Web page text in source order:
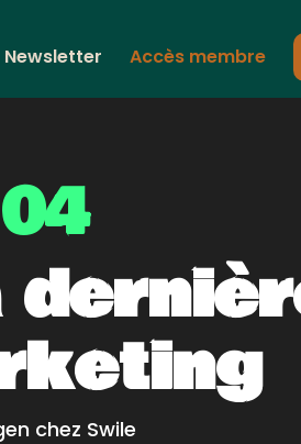
Newsletter Accès membre
chez Swile